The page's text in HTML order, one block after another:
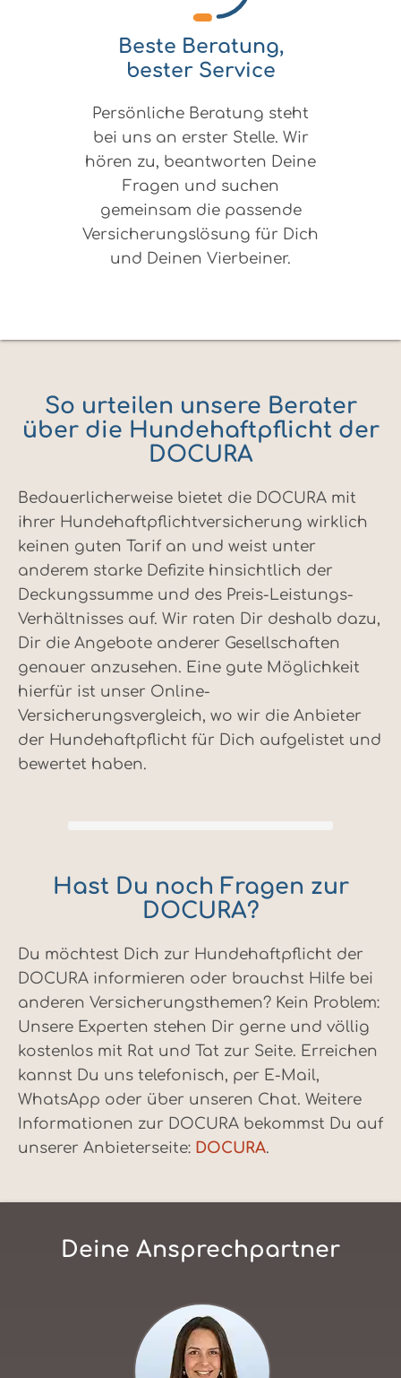
Beste Beratung,
bester Service
Persönliche Beratung steht
bei uns an erster Stelle. Wir
hören zu, beantworten Deine
Fragen und suchen
gemeinsam die passende
Versicherungslösung für Dich
und Deinen Vierbeiner.
So urteilen unsere Berater
über die Hundehaftpflicht der
DOCURA
Bedauerlicherweise bietet die DOCURA mit
ihrer Hundehaftpflichtversicherung wirklich
keinen guten Tarif an und weist unter
anderem starke Defizite hinsichtlich der
Deckungssumme und des Preis-Leistungs-
Verhältnisses auf. Wir raten Dir deshalb dazu,
Dir die Angebote anderer Gesellschaften
genauer anzusehen. Eine gute Möglichkeit
hierfür ist unser Online-
Versicherungsvergleich, wo wir die Anbieter
der Hundehaftpflicht für Dich aufgelistet und
bewertet haben.
Hast Du noch Fragen zur
DOCURA?
Du möchtest Dich zur Hundehaftpflicht der
DOCURA informieren oder brauchst Hilfe bei
anderen Versicherungsthemen? Kein Problem:
Unsere Experten stehen Dir gerne und völlig
kostenlos mit Rat und Tat zur Seite. Erreichen
kannst Du uns telefonisch, per E-Mail,
WhatsApp oder über unseren Chat. Weitere
Informationen zur DOCURA bekommst Du auf
unserer Anbieterseite: DOCURA.
Deine Ansprechpartner